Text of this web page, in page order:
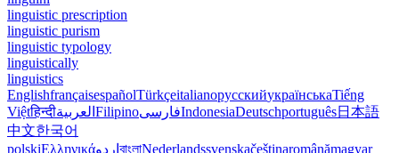
linguistic prescription
linguistic purism
linguistic typology
linguistically
linguistics
EnglishfrançaisespañolTürkçeitalianoрусскийукраїнськаTiếng
Việtहिन्दीالعربية FilipinoفارسیIndonesiaDeutschportuguês日本語
中文한국어
polskiΕλληνικάاردو বাংলাNederlandssvenskačeštinaromânămagyar